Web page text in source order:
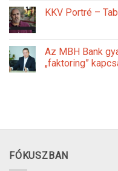
KKV Portré –
Az MBH Bank
„faktoring”
FÓKUSZBAN